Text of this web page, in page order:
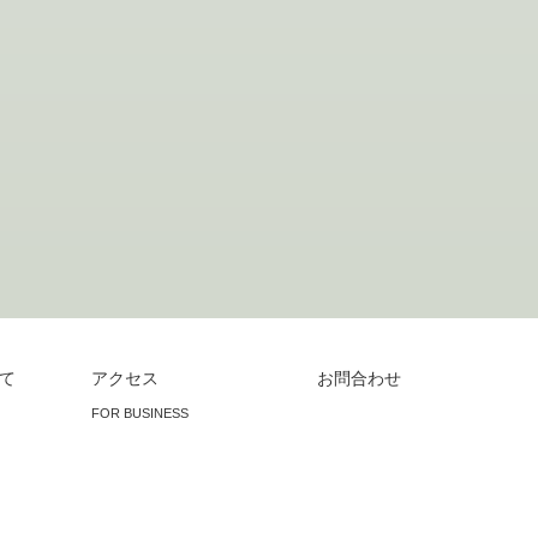
アクセス
FOR BUSINESS
お問合わせ